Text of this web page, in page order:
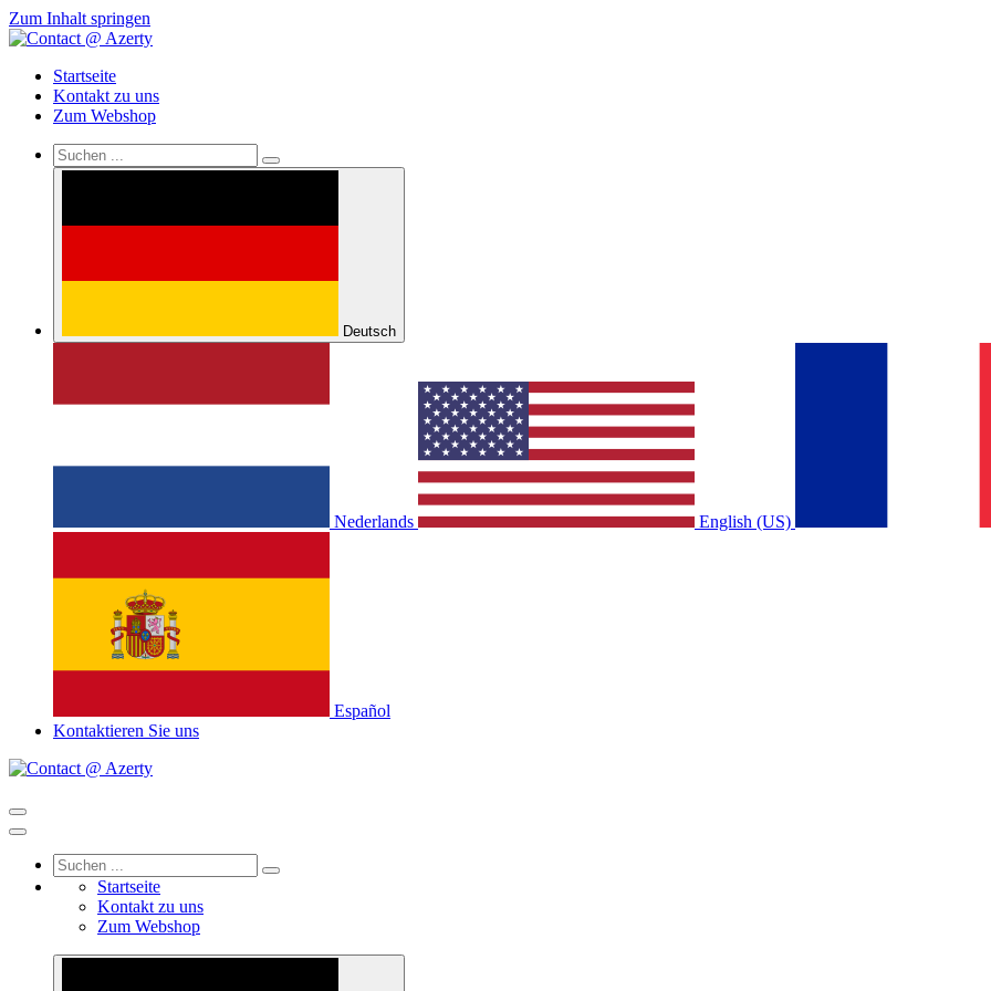
Zum Inhalt springen
Startseite
Kontakt zu uns
Zum Webshop
Deutsch
Nederlands English (US)
Español
Kontaktieren Sie uns
Startseite
Kontakt zu uns
Zum Webshop